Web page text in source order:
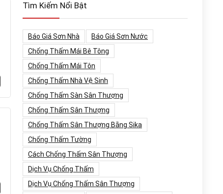
Tìm Kiếm Nổi Bật
Báo Giá Sơn Nhà
Báo Giá Sơn Nước
Chống Thấm Mái Bê Tông
Chống Thấm Mái Tôn
Chống Thấm Nhà Vệ Sinh
Chống Thấm Sàn Sân Thượng
Chống Thấm Sân Thượng
Chống Thấm Sân Thượng Bằng Sika
Chống Thấm Tường
Cách Chống Thấm Sân Thượng
Dịch Vụ Chống Thấm
Dịch Vụ Chống Thấm Sân Thượng